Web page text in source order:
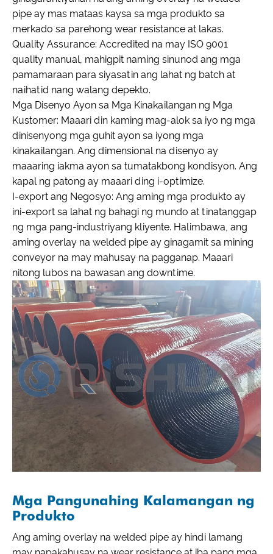
pipe ay mas mataas kaysa sa mga produkto sa
merkado sa parehong wear resistance at lakas.
Quality Assurance: Accredited na may ISO 9001
quality manual, mahigpit naming sinunod ang mga
pamamaraan para siyasatin ang lahat ng batch at
naihatid nang walang depekto.
Mga Disenyo Ayon sa Mga Kinakailangan ng Mga
Kustomer: Maaari din kaming mag-alok sa iyo ng mga
dinisenyong mga guhit ayon sa iyong mga
kinakailangan. Ang dimensional na disenyo ay
maaaring iakma ayon sa tumatakbong kondisyon. Ang
kapal ng patong ay maaari ding i-optimize.
I-export ang Negosyo: Ang aming mga produkto ay
ini-export sa lahat ng bahagi ng mundo at tinatanggap
ng mga pang-industriyang kliyente. Halimbawa, ang
aming overlay na welded pipe ay ginagamit sa mining
conveyor na may mahusay na pagganap. Maaari
nitong lubos na bawasan ang downtime.
Mga Pangunahing Kalamangan ng
Produkto
Ang aming overlay na welded pipe ay hindi lamang